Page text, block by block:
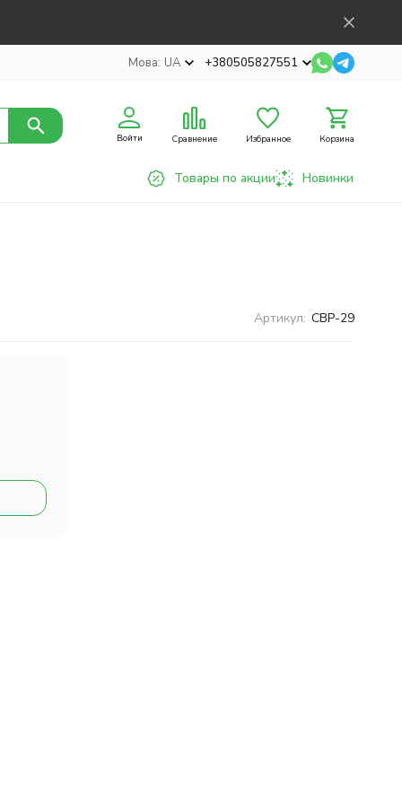
Мова: UA +380505827551
Войти Сравнение Избранное Корзина
Товары по акции Новинки
Артикул: CBP-29